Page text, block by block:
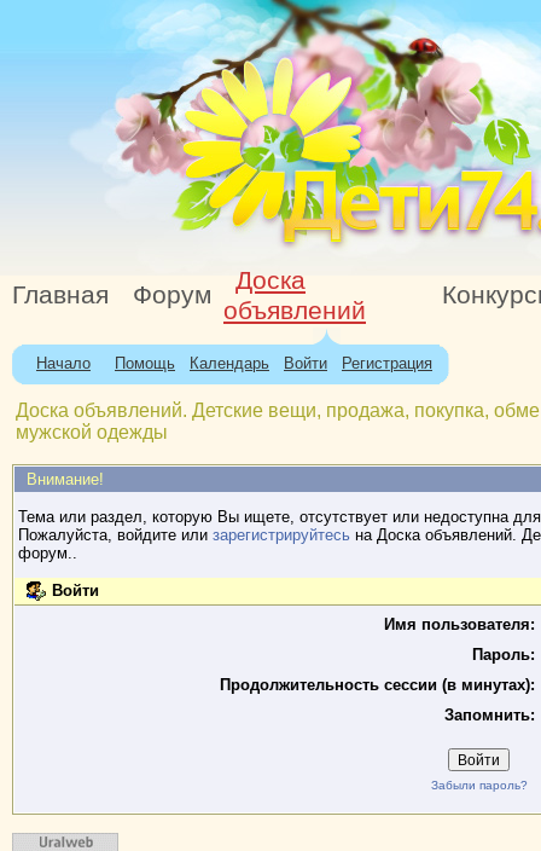
Главная Форум
Доска
объявлений
Начало Помощь Календарь Войти Регистрация
Доска объявлений. Детские вещи, продажа, покупка,
мужской одежды
Внимание!
Тема или раздел, которую Вы ищете, отсутствует или недоступна
Пожалуйста, войдите или зарегистрируйтесьна Доска объявлений.
форум..
Войти
Имя пользователя:
Пароль:
Продолжительность сессии (в минутах):
Запомнить:
Забыли пароль?